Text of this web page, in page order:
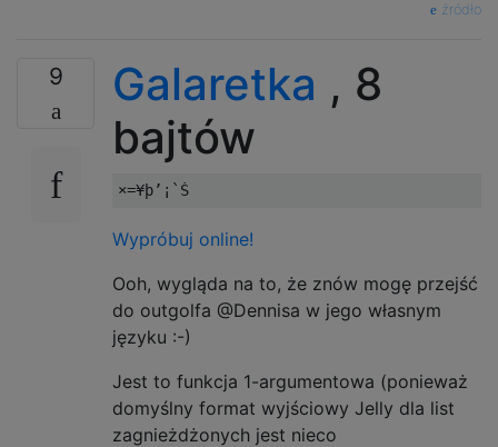
źródło
9 Galaretka , 8
bajtów
Wypróbuj online!
Ooh, wygląda na to, że znów mogę przejść
do outgolfa @Dennisa w jego własnym
języku :-)
Jest to funkcja 1-argumentowa (ponieważ
domyślny format wyjściowy Jelly dla list
zagnieżdżonych jest nieco